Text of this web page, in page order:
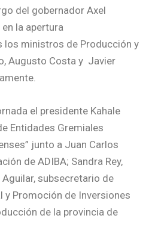
del gobernador Axel
la apertura
los ministros de Producción y
Augusto Costa y Javier
el presidente Kahale
Entidades Gremiales
junto a Juan Carlos
de ADIBA; Sandra Rey,
subsecretario de
y Promoción de Inversiones
de la provincia de